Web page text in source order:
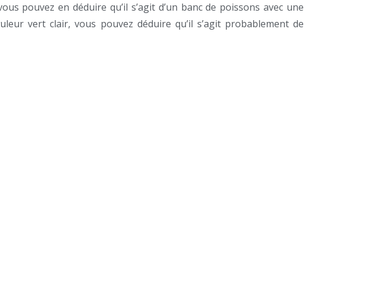
pouvez en déduire qu’il s’agit d’un banc de poissons avec une
vert clair, vous pouvez déduire qu’il s’agit probablement de